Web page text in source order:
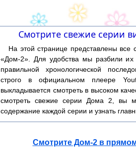
Смотрите свежие серии
На этой странице представлены все
«Дом-2». Для удобства мы разбили
правильной хронологической
строго в официальном плеере
выкладывается смотреть в высоком
смотреть свежие серии Дома 2, вы
содержание каждой серии и узнать
Смотрите Дом-2 в